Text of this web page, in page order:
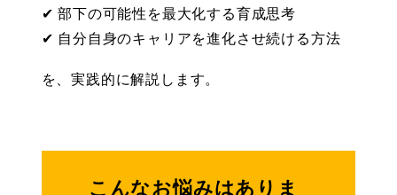
✔ 部下の可能性を最大化する育成思考
✔ 自分自身のキャリアを進化させ続ける方法
を、実践的に解説します。
こんなお悩みはありま